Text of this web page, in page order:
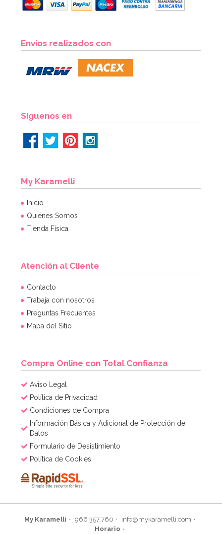
Envíos realizados con
Síguenos en
My Karamelli
Inicio
Quiénes Somos
Tienda Física
Atención al Cliente
Contacto
Trabaja con nosotros
Preguntas Frecuentes
Mapa del Sitio
Compra Online con Total Confianza
Aviso Legal
Política de Privacidad
Condiciones de Compra
Información Básica y Adicional de Protección de
Datos
Formulario de Desistimiento
Política de Cookies
My Karamelli 966 357 760
info@mykaramelli.com
Horario